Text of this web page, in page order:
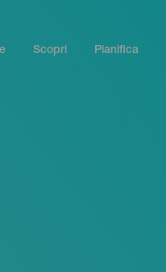
Scopri Pianifica